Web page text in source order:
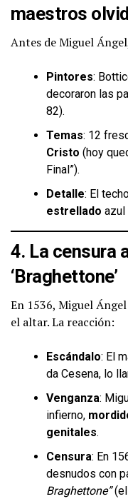
maestros
Antes de Miguel
Pintores:
decoraron las
82).
Temas: 12
Cristo (hoy
Final”).
Detalle: El
estrellado azul
4. La censura
‘Braghettone’
En 1536, Miguel
el altar. La reacción:
Escándalo: El
da Cesena, lo
Venganza:
infierno,
genitales.
Censura: En
desnudos con
Braghettone”(el